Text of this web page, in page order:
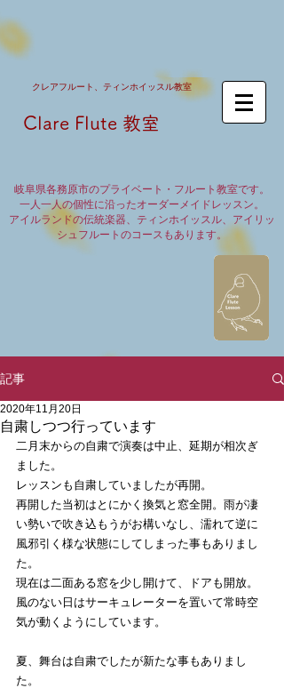
クレア​フルート、ティンホイッスル教室
Clare Flute 教室
岐阜県各務原市のプライベート・フルート教室です。
一人一人の個性に沿ったオーダーメイドレッスン。
アイルランドの伝統楽器、ティンホイッスル、アイリッ
シュフルートのコースもあります。
記事
自粛しつつ行っています
2020年11月20日
二月末からの自粛で演奏は中止、延期が相次ぎ
ました。
レッスンも自粛していましたが再開。
再開した当初はとにかく換気と窓全開。雨が凄
い勢いで吹き込もうがお構いなし、濡れて逆に
風邪引く様な状態にしてしまった事もありまし
た。
現在は二面ある窓を少し開けて、ドアも開放。
風のない日はサーキュレーターを置いて常時空
気が動くようにしています。
夏、舞台は自粛でしたが新たな事もありまし
た。